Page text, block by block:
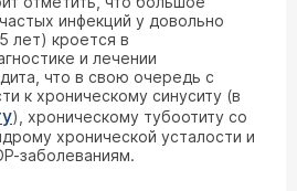
инфекций у довольно
лет) кроется в
и лечении
что в свою очередь с
к хроническому синуситу (в
), хроническому тубоотиту со
хронической усталости и
заболеваниям.